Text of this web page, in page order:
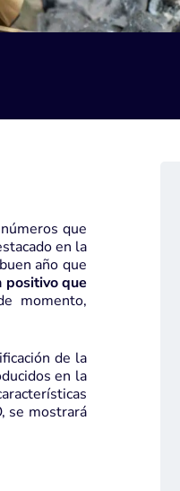
que
en la
año que
positivo que
momento,
de la
en la
se mostrará